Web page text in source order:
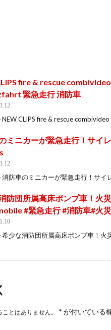
fire & rescue
緊急走行 消防車
NEW CLIPS fire & rescue
ミニカーが緊急走行！サ
消防車のミニカーが緊急走行！サ
防団所属高床ポンプ車！火
#緊急走行 #消防車#火
希少な消防団所属高床ポンプ車！
とはありません。 * が付いている